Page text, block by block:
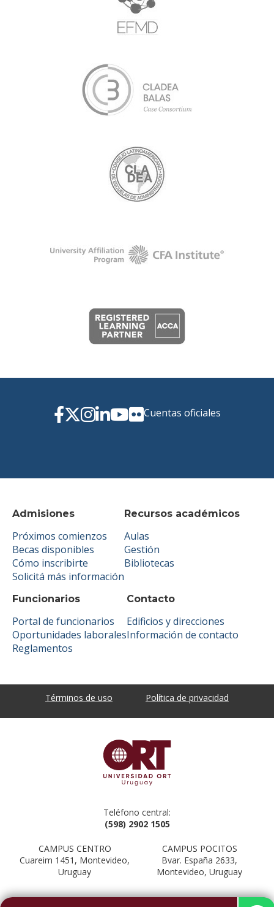
Admisiones
Próximos comienzos
Becas disponibles
Cómo inscribirte
Solicitá más información
Recursos académicos
Aulas
Gestión
Bibliotecas
Funcionarios
Portal de funcionarios
Oportunidades laborales
Reglamentos
Contacto
Edificios y direcciones
Información de contacto
Cuentas oficiales
Términos de uso Política de privacidad
Teléfono central:
(598) 2902 1505
CAMPUS CENTRO
Cuareim 1451, Montevideo,
Uruguay
CAMPUS POCITOS
Bvar. España 2633,
Montevideo, Uruguay